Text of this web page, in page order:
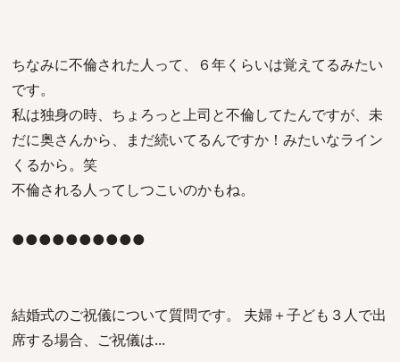
ちなみに不倫された人って、６年くらいは覚えてるみたい
です。
私は独身の時、ちょろっと上司と不倫してたんですが、未
だに奥さんから、まだ続いてるんですか！みたいなライン
くるから。笑
不倫される人ってしつこいのかもね。
●●●●●●●●●●
結婚式のご祝儀について質問です。 夫婦＋子ども３人で出
席する場合、ご祝儀は...